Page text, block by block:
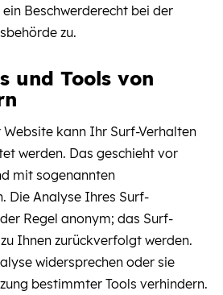
Beschwerderecht bei der
zu.
und Tools von
Website kann Ihr Surf-Verhalten
werden. Das geschieht vor
mit sogenannten
Die Analyse Ihres Surf-
Regel anonym; das Surf-
Ihnen zurückverfolgt werden.
widersprechen oder sie
bestimmter Tools verhindern.